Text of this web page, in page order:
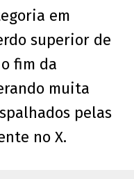
em
superior de
fim da
muita
pelas
no X.